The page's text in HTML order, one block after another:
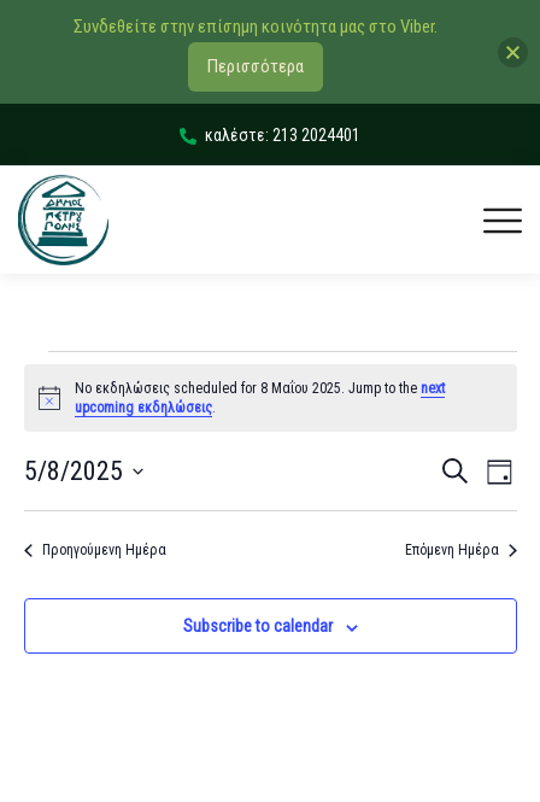
καλέστε: 213 2024401
Notice
No εκδηλώσεις scheduled for 8 Μαΐου 2025. Jump to the next
upcoming εκδηλώσεις.
Search
and
Αναζήτηση
Day
5/8/2025
Select
Προηγούμενη Ημέρα Επόμενη Ημέρα
Subscribe to calendar
Συνδεθείτε στην επίσημη κοινότητα μας στο Viber.
Περισσότερα